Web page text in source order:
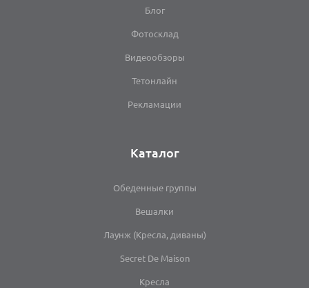
Блог
Фотосклад
Видеообзоры
Тетонлайн
Рекламации
Каталог
Обеденные группы
Вешалки
Лаунж (Кресла, диваны)
Secret De Maison
Кресла